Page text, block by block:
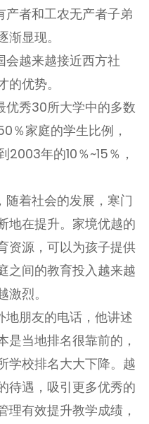
者和工农无产者子弟
显现。
越来越接近西方社
优势。
秀30所大学中的多数
％家庭的学生比例，
年的10％~15％，
着社会的发展，寒门
地在提升。家境优越的
资源，可以为孩子提供
之间的教育投入越来越
烈。
朋友的电话，他讲述
是当地排名很靠前的，
学校排名大大下降。越
待遇，吸引更多优秀的
理有效提升教学成绩，